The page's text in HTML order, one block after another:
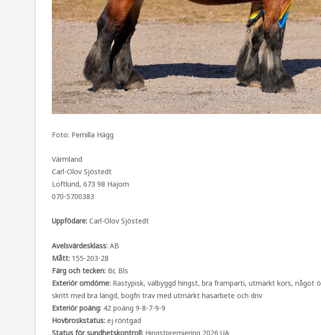
Foto: Pernilla Hägg
Värmland
Carl-Olov Sjöstedt
Loftlund, 673 98 Hajom
070-5700383
Uppfödare: Carl-Olov Sjöstedt
Avelsvärdesklass: AB
Mått: 155-203-28
Färg och tecken: Br, Bls
Exteriör omdöme: Rastypisk, välbyggd hingst, bra framparti, utmärkt kors, något
skritt med bra längd, bogfri trav med utmärkt hasarbete och driv
Exteriör poäng: 42 poäng 9-8-7-9-9
Hovbroskstatus: ej röntgad
Status för sundhetskontroll: Hingstpremiering 2026 UA